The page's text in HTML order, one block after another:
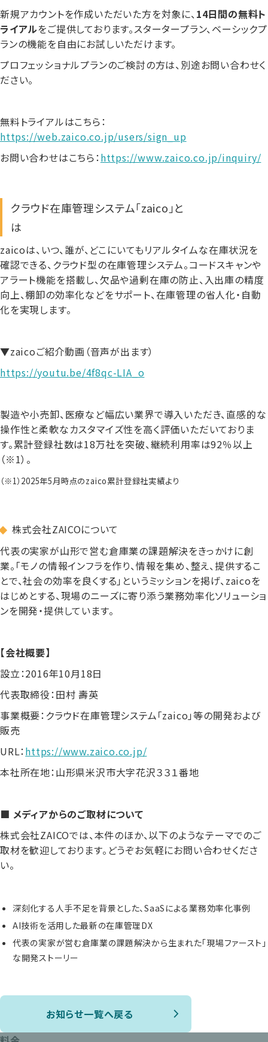
新規アカウントを作成いただいた方を対象に、14日間の無料ト
ライアルをご提供しております。スタータープラン、ベーシックプ
ランの機能を自由にお試しいただけます。
プロフェッショナルプランのご検討の方は、別途お問い合わせく
ださい。
無料トライアルはこちら：
https://web.zaico.co.jp/users/sign_up
お問い合わせはこちら：https://www.zaico.co.jp/inquiry/
クラウド在庫管理システム「zaico」と
は
zaicoは、いつ、誰が、どこにいてもリアルタイムな在庫状況を
確認できる、クラウド型の在庫管理システム。コードスキャンや
アラート機能を搭載し、欠品や過剰在庫の防止、入出庫の精度
向上、棚卸の効率化などをサポート、在庫管理の省人化・自動
化を実現します。
▼zaicoご紹介動画（音声が出ます）
https://youtu.be/4f8qc-LIA_o
製造や小売卸、医療など幅広い業界で導入いただき、直感的な
操作性と柔軟なカスタマイズ性を高く評価いただいておりま
す。累計登録社数は18万社を突破、継続利用率は92％以上
（※1）。
（※1）2025年5月時点のzaico累計登録社実績より
株式会社ZAICOについて
代表の実家が山形で営む倉庫業の課題解決をきっかけに創
業。「モノの情報インフラを作り、情報を集め、整え、提供するこ
とで、社会の効率を良くする」というミッションを掲げ、zaicoを
はじめとする、現場のニーズに寄り添う業務効率化ソリューショ
ンを開発・提供しています。
【会社概要】
設立：2016年10月18日
代表取締役：田村 壽英
事業概要：クラウド在庫管理システム「zaico」等の開発および
販売
URL：https://www.zaico.co.jp/
本社所在地：山形県米沢市大字花沢３３１番地
■ メディアからのご取材について
株式会社ZAICOでは、本件のほか、以下のようなテーマでのご
取材を歓迎しております。どうぞお気軽にお問い合わせくださ
い。
深刻化する人手不足を背景とした、SaaSによる業務効率化事例
AI技術を活用した最新の在庫管理DX
代表の実家が営む倉庫業の課題解決から生まれた「現場ファースト」
な開発ストーリー
お知らせ一覧へ戻る